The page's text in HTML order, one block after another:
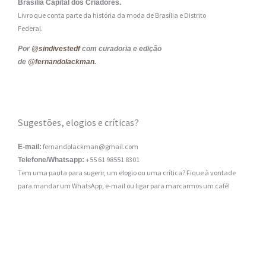
Brasília Capital dos Criadores.
Livro que conta parte da história da moda de Brasília e Distrito
Federal.
Por @sindivestedfcom curadoria e edição
de @fernandolackman.
Sugestões, elogios e críticas?
E-mail: fernandolackman@gmail.com
Telefone/Whatsapp: +55 61 98551 8301
Tem uma pauta para sugerir, um elogio ou uma crítica? Fique à vontade
para mandar um WhatsApp, e-mail ou ligar para marcarmos um café!